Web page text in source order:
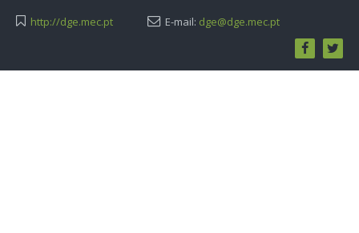
http://dge.mec.pt E-mail: dge@dge.mec.pt